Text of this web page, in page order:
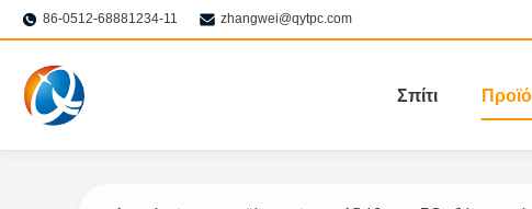
86-0512-68881234-11 zhangwei@qytpc.com
Σπίτι